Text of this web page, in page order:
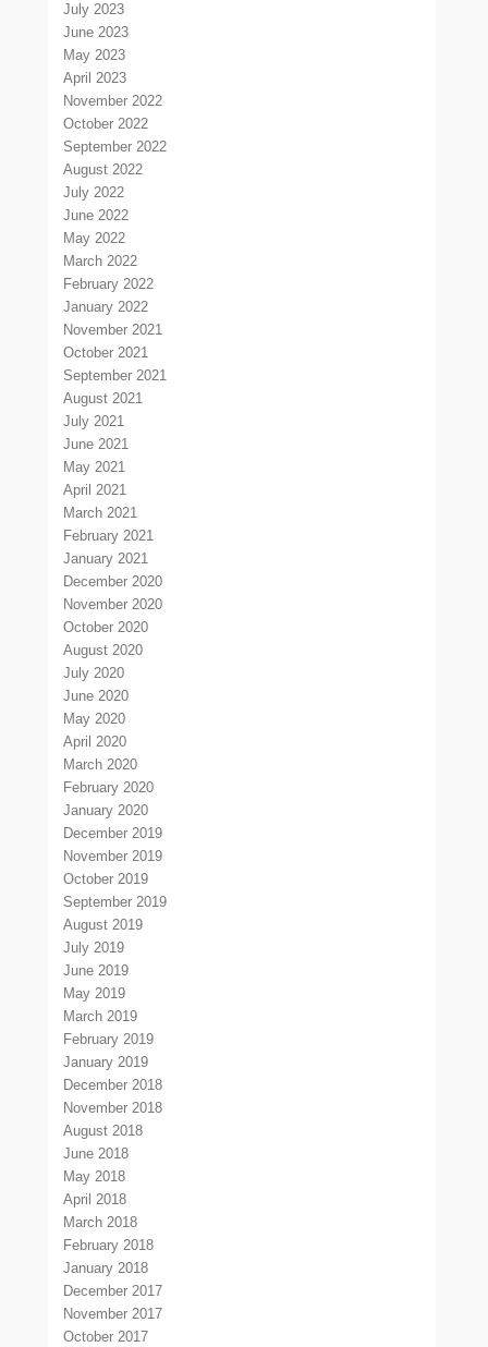
July 2023
June 2023
May 2023
April 2023
November 2022
October 2022
September 2022
August 2022
July 2022
June 2022
May 2022
March 2022
February 2022
January 2022
November 2021
October 2021
September 2021
August 2021
July 2021
June 2021
May 2021
April 2021
March 2021
February 2021
January 2021
December 2020
November 2020
October 2020
August 2020
July 2020
June 2020
May 2020
April 2020
March 2020
February 2020
January 2020
December 2019
November 2019
October 2019
September 2019
August 2019
July 2019
June 2019
May 2019
March 2019
February 2019
January 2019
December 2018
November 2018
August 2018
June 2018
May 2018
April 2018
March 2018
February 2018
January 2018
December 2017
November 2017
October 2017